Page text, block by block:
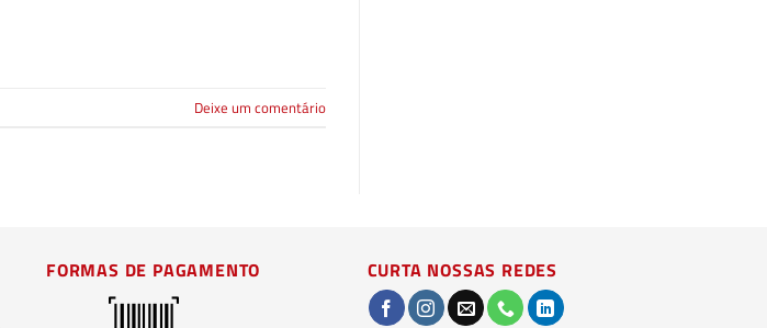
Deixe um comentário
FORMAS DE PAGAMENTO CURTA NOSSAS REDES